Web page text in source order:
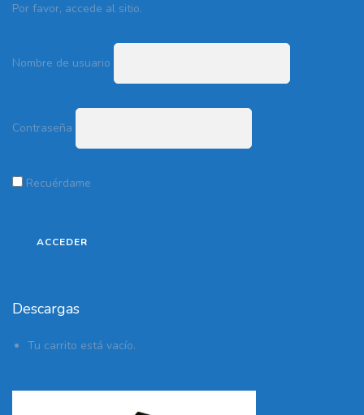
Por favor, accede al sitio.
Nombre de usuario
Contraseña
Recuérdame
Descargas
Tu carrito está vacío.